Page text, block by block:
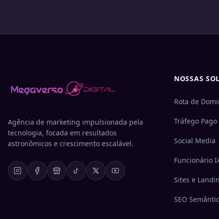
Agência de marketing impulsionada pela
tecnologia, focada em resultados
astronômicos e crescimento escalável.
NOSSAS
Rota de
Tráfego Pago
Social Media
Funcionário
Sites e
SEO